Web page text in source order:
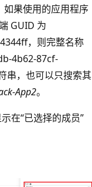
果使用的应用程序
GUID 为
，则完整名称
4b62-87cf-
串，也可以只搜索其
App2。
在“已选择的成员”